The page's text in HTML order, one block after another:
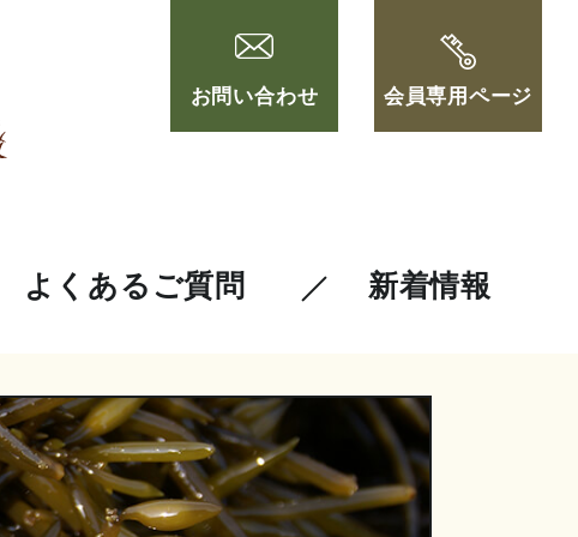
お問い合わせ 会員専用ページ
よくあるご質問 新着情報